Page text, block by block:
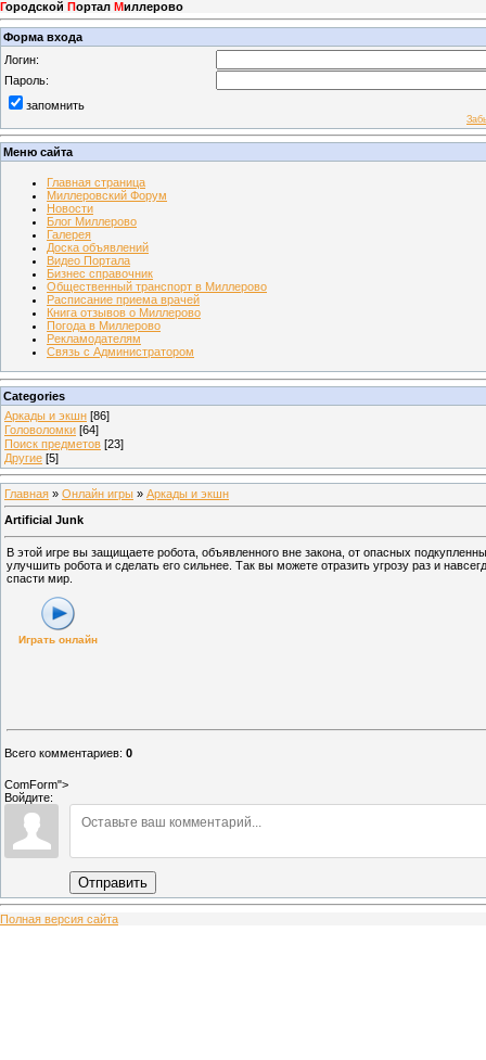
Городской Портал Миллерово
Форма входа
Логин:
Пароль:
запомнить
Меню сайта
Главная страница
Миллеровский Форум
Новости
Блог Миллерово
Галерея
Доска объявлений
Видео Портала
Бизнес справочник
Общественный транспорт в Миллерово
Расписание приема врачей
Книга отзывов о Миллерово
Погода в Миллерово
Рекламодателям
Связь с Администратором
Categories
Аркады и экшн [86]
Головоломки [64]
Поиск предметов [23]
Другие [5]
Главная » Онлайн игры » Аркады и экшн
Artificial Junk
В этой игре вы защищаете робота, объявленного вне закона, от опасных
улучшить робота и сделать его сильнее. Так вы можете отразить угрозу раз и
спасти мир.
Играть онлайн
Всего комментариев: 0
ComForm">
Войдите:
Отправить
Полная версия сайта